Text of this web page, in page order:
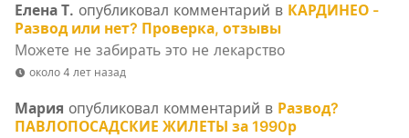
Елена Т. опубликовал комментарий в КАРДИНЕО -
Развод или нет? Проверка, отзывы
Можете не забирать это не лекарство
около 4 лет назад
Мария опубликовал комментарий в Развод?
ПАВЛОПОСАДСКИЕ ЖИЛЕТЫ за 1990р